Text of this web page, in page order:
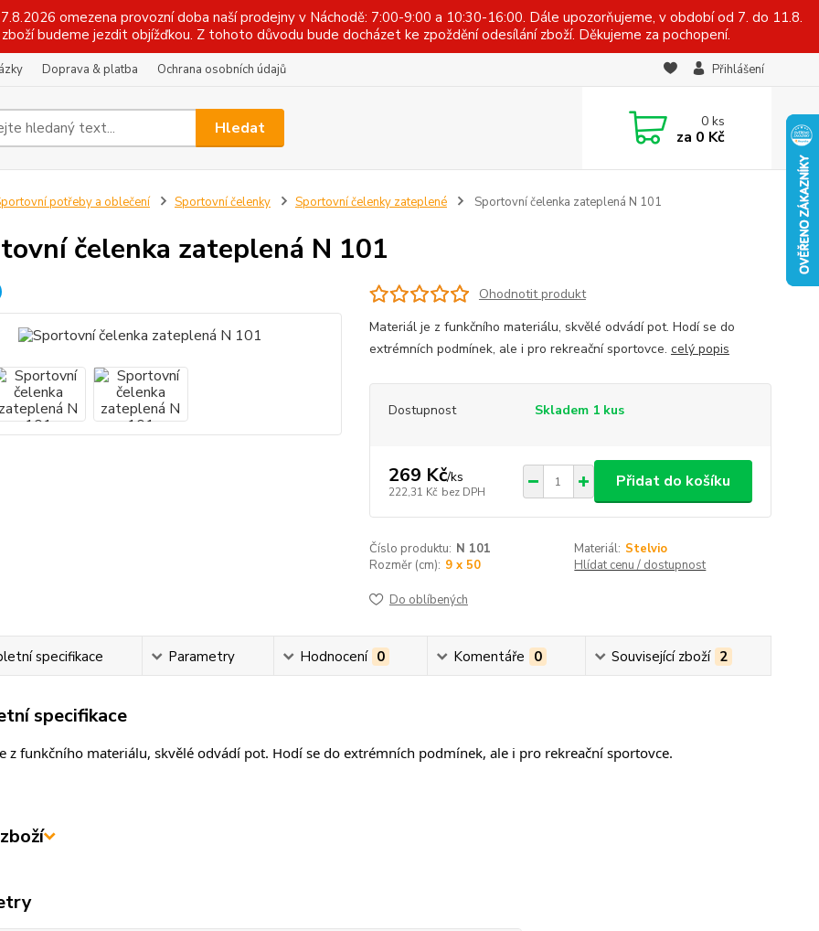
omezena provozní doba naší prodejny v Náchodě: 7:00-9:00 a 10:30-16:00. Dále upozorňujeme, v období od 7. do 11.8.
budeme jezdit objížďkou. Z tohoto důvodu bude docházet ke zpoždění odesílání zboží. Děkujeme za pochopení.
Doprava & platba Ochrana osobních údajů Přihlášení
Hledat 0ks
za 0 Kč
potřeby a oblečení Sportovní čelenky Sportovní čelenky zateplené Sportovní čelenka zateplená N 101
čelenka zateplená N 101
Ohodnotit produkt
Materiál je z funkčního materiálu, skvělé odvádí pot. Hodí se do
extrémních podmínek, ale i pro rekreační sportovce. celý popis
Dostupnost Skladem 1 kus
269 Kč/ks
222,31 Kč bez DPH
Přidat do košíku
Číslo produktu: N 101 Materiál: Stelvio
Rozměr (cm): 9 x 50 Hlídat cenu / dostupnost
Do oblíbených
specifikace Parametry Hodnocení 0 Komentáře 0 Související zboží 2
specifikace
z funkčního materiálu, skvělé odvádí pot. Hodí se do extrémních podmínek, ale i pro rekreační sportovce.